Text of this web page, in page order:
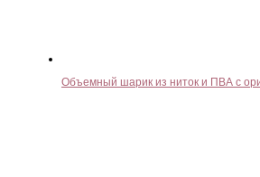
Объемный шарик из ниток и ПВА с